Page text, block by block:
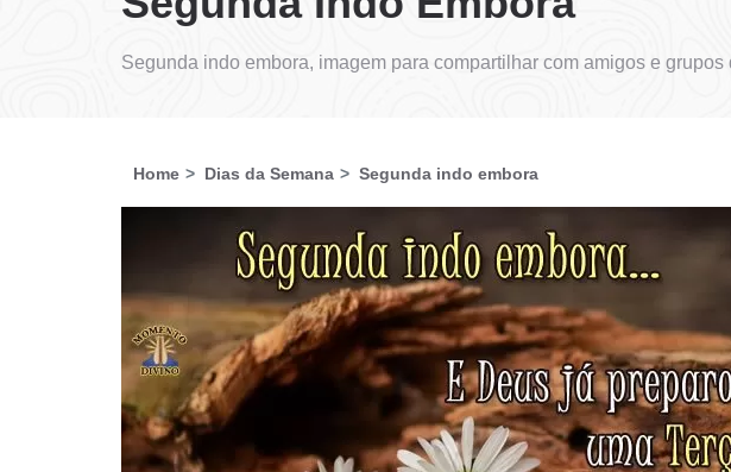
Segunda indo embora, imagem para compartilhar com amigos e
Home Dias da Semana Segunda indo embora